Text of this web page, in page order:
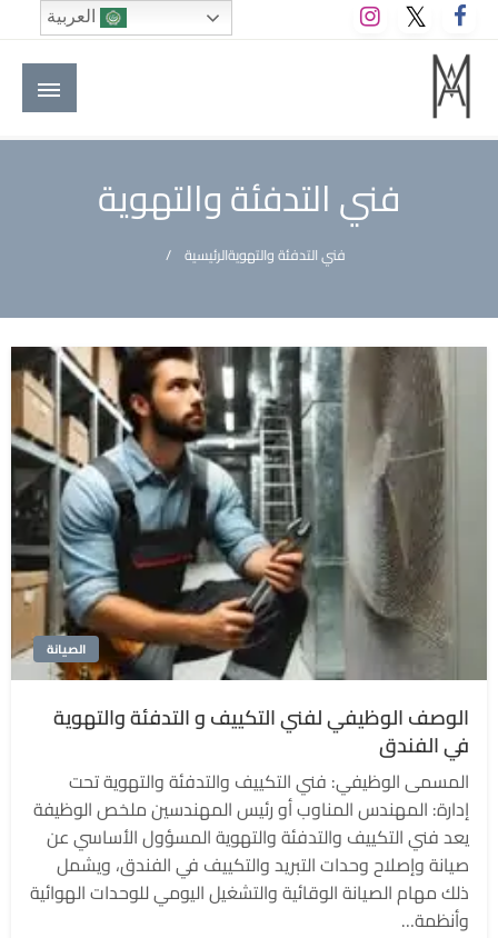
التخطي
إلى
المحتوى
M A hotels | إم ايه هوتيلز
الموقع الأول للعاملين في الفنادق في العالم العربي
فني التدفئة والتهوية
الرئيسيةفني التدفئة والتهوية
الصيانة
الوصف الوظيفي لفني التكييف و التدفئة والتهوية
في الفندق
المسمى الوظيفي: فني التكييف والتدفئة والتهوية تحت
إدارة: المهندس المناوب أو رئيس المهندسين ملخص الوظيفة
يعد فني التكييف والتدفئة والتهوية المسؤول الأساسي عن
صيانة وإصلاح وحدات التبريد والتكييف في الفندق، ويشمل
ذلك مهام الصيانة الوقائية والتشغيل اليومي للوحدات الهوائية
وأنظمة…
العربية